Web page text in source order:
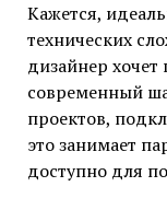
Кажется,
технических
дизайнер хочет
современный
проектов,
это занимает
доступно для